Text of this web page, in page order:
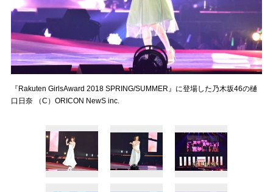
『Rakuten GirlsAward 2018 SPRING/SUMMER』に登場した乃木坂46の樋
口日奈 （C）ORICON NewS inc.